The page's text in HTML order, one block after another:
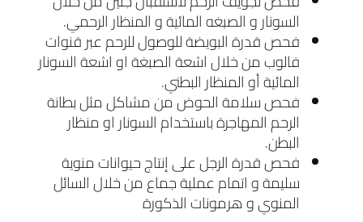
السونار و الصبغه المائية و المنظار الرحمي.
فحص قدرة البويضة للوصول للرحم عبر قنوات
فالوب من خلال اشعة الصبغة او اشعة السونار
المائية أو المنظار البطني.
فحص سلامة الحوض من مشاكل مثل بطانة
الرحم المهاجرة باستخدام السونار او منظار
البطن.
فحص قدرة الرجل على إنتاج حيوانات منوية
سليمة و اتمام عملية جماع من خلال السائل
المنوي و هرمونات الذكورة